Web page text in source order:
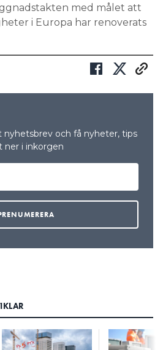
med målet att
i Europa har renoverats
nyhetsbrev och få nyheter, tips
ner i inkorgen